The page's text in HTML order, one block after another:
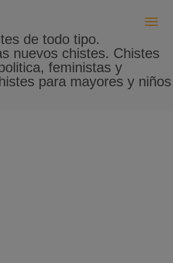
de todo tipo.
nuevos chistes. Chistes
feministas y
para mayores y niños